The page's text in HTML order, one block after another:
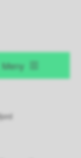
Meny